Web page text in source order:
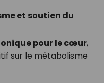
et soutien du
pour le cœur,
sur le métabolisme